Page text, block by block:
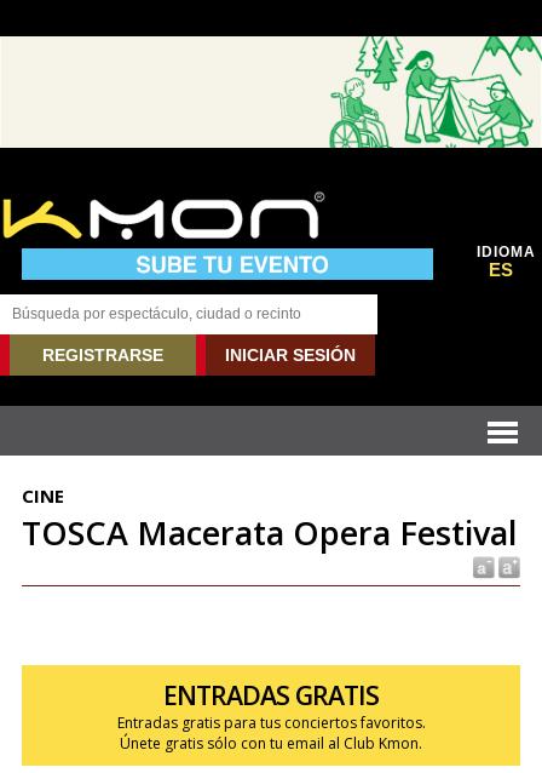
IDIOMA
ES
REGISTRARSE INICIAR SESIÓN
CINE
TOSCA Macerata Opera Festival
ENTRADAS GRATIS
Entradas gratis para tus conciertos favoritos.
Únete gratis sólo con tu email al Club Kmon.